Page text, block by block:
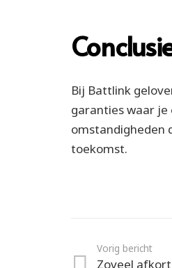
Bij Battlink
garanties waar je
omstandigheden
toekomst.
Vorig bericht
Zoveel